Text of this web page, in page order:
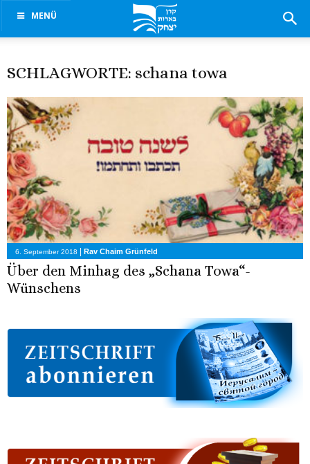
MENÜ
SCHLAGWORTE: schana towa
6. September 2018 Rav Chaim Grünfeld
Über den Minhag des „Schana Towa“-
Wünschens